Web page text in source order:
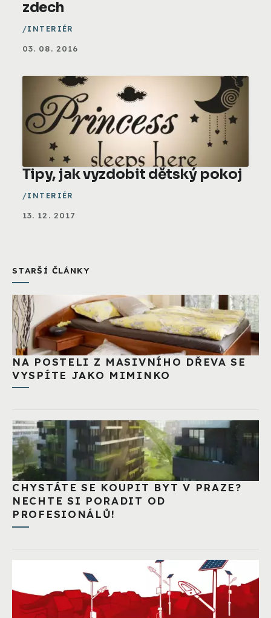
zdech
INTERIÉR
03. 08. 2016
Tipy, jak vyzdobit dětský pokoj
INTERIÉR
13. 12. 2017
STARŠÍ ČLÁNKY
NA POSTELI Z MASIVNÍHO DŘEVA SE
VYSPÍTE JAKO MIMINKO
CHYSTÁTE SE KOUPIT BYT V PRAZE?
NECHTE SI PORADIT OD
PROFESIONÁLŮ!